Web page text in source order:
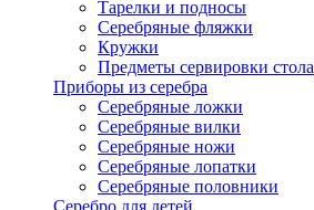
Тарелки и подносы
Серебряные фляжки
Кружки
Предметы сервировки стола
Приборы из серебра
Серебряные ложки
Серебряные вилки
Серебряные ножи
Серебряные лопатки
Серебряные половники
Серебро для детей